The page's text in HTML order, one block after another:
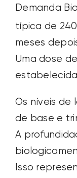
Demanda
típica de
meses
Uma dose
Os níveis de
de base e
A
Isso